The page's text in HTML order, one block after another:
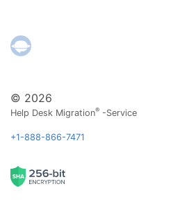
© 2026
Help Desk Migration® -Service
+1-888-866-7471